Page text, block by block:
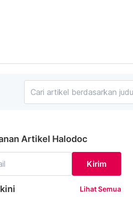
Artikel Halodoc
Kirim
Lihat Semua